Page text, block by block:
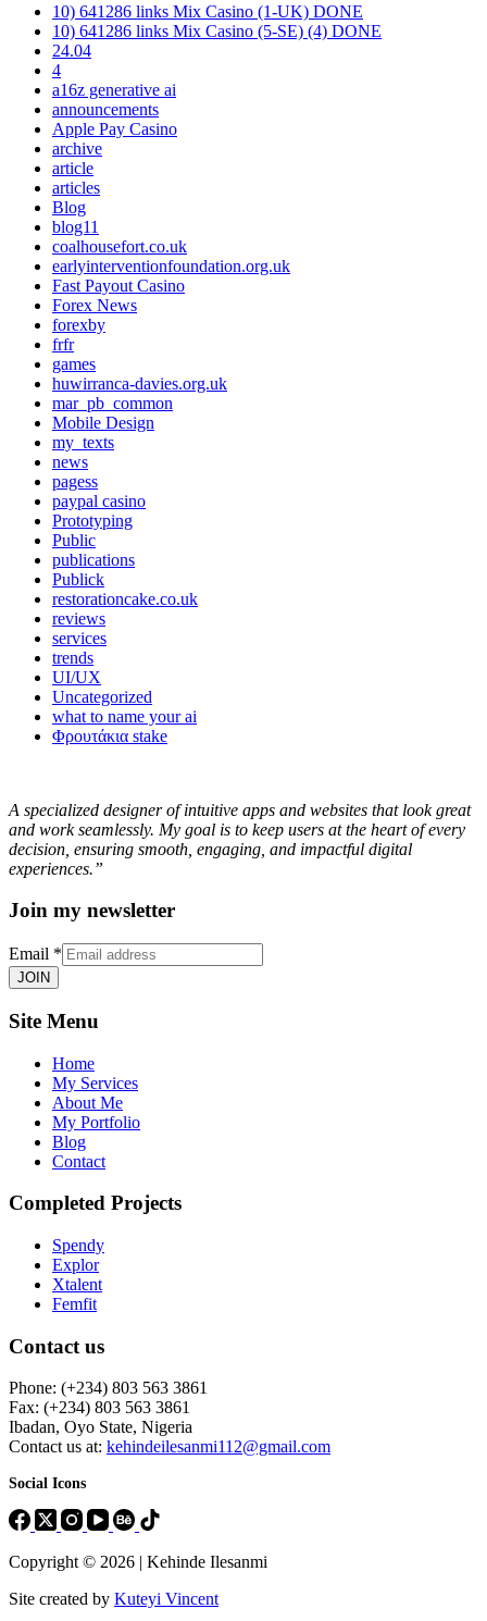
10) 641286 links Mix Casino (1-UK) DONE
10) 641286 links Mix Casino (5-SE) (4) DONE
24.04
4
a16z generative ai
announcements
Apple Pay Casino
archive
article
articles
Blog
blog11
coalhousefort.co.uk
earlyinterventionfoundation.org.uk
Fast Payout Casino
Forex News
forexby
frfr
games
huwirranca-davies.org.uk
mar_pb_common
Mobile Design
my_texts
news
pagess
paypal casino
Prototyping
Public
publications
Publick
restorationcake.co.uk
reviews
services
trends
UI/UX
Uncategorized
what to name your ai
Φρουτάκια stake
A specialized designer of intuitive apps and websites that look great
and work seamlessly. My goal is to keep users at the heart of every
decision, ensuring smooth, engaging, and impactful digital
experiences.”
Join my newsletter
Email *
JOIN
Site Menu
Home
My Services
About Me
My Portfolio
Blog
Contact
Completed Projects
Spendy
Explor
Xtalent
Femfit
Contact us
Phone: (+234) 803 563 3861
Fax: (+234) 803 563 3861
Ibadan, Oyo State, Nigeria
Contact us at: kehindeilesanmi112@gmail.com
Social Icons
Copyright © 2026 | Kehinde Ilesanmi
Site created by Kuteyi Vincent